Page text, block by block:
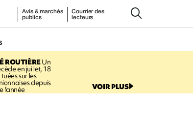
Avis & marchés
publics
Courrier des
lecteurs
ROUTIÈREUn
en juillet, 18
sur les
depuis
l'année VOIR PLUS